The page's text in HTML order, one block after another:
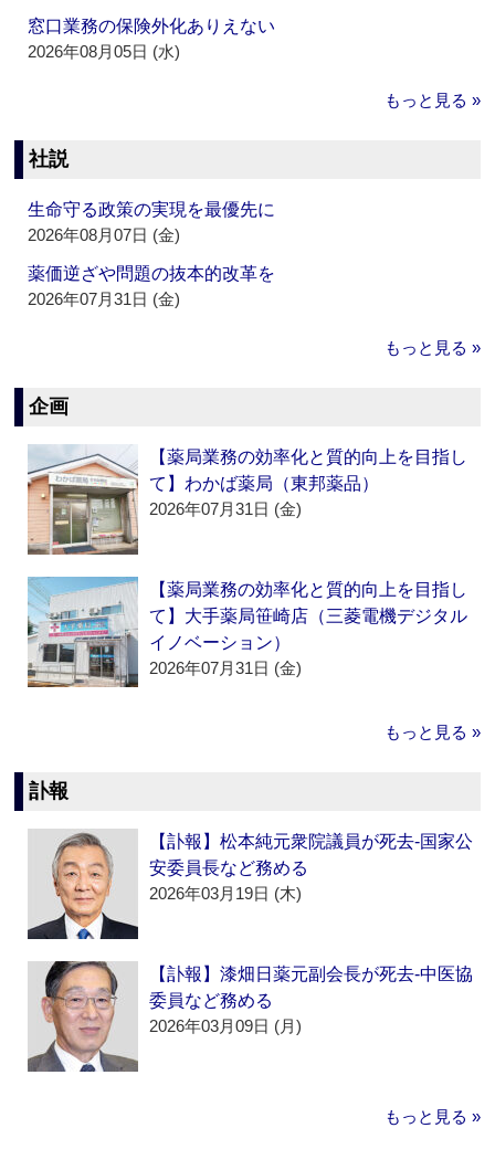
窓口業務の保険外化ありえない
2026年08月05日 (水)
もっと見る »
社説
生命守る政策の実現を最優先に
2026年08月07日 (金)
薬価逆ざや問題の抜本的改革を
2026年07月31日 (金)
もっと見る »
企画
【薬局業務の効率化と質的向上を目指し
て】わかば薬局（東邦薬品）
2026年07月31日 (金)
【薬局業務の効率化と質的向上を目指し
て】大手薬局笹崎店（三菱電機デジタル
イノベーション）
2026年07月31日 (金)
もっと見る »
訃報
【訃報】松本純元衆院議員が死去‐国家公
安委員長など務める
2026年03月19日 (木)
【訃報】漆畑日薬元副会長が死去‐中医協
委員など務める
2026年03月09日 (月)
もっと見る »